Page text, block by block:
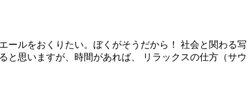
ールをおくりたい。ぼくがそうだから！ 社会と関わる写
思いますが、時間があれば、 リラックスの仕方（サウ